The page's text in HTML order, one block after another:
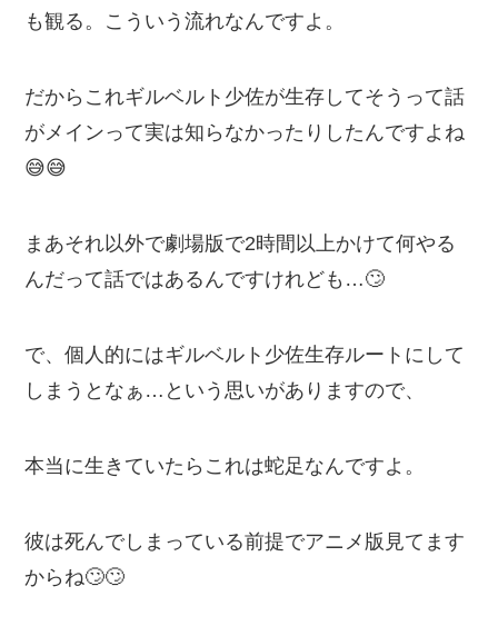
も観る。こういう流れなんですよ。
だからこれギルベルト少佐が生存してそうって話
がメインって実は知らなかったりしたんですよね
😅😅
まあそれ以外で劇場版で2時間以上かけて何やる
んだって話ではあるんですけれども…🙄
で、個人的にはギルベルト少佐生存ルートにして
しまうとなぁ…という思いがありますので、
本当に生きていたらこれは蛇足なんですよ。
彼は死んでしまっている前提でアニメ版見てます
からね🙄🙄